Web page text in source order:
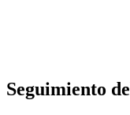
Seguimiento